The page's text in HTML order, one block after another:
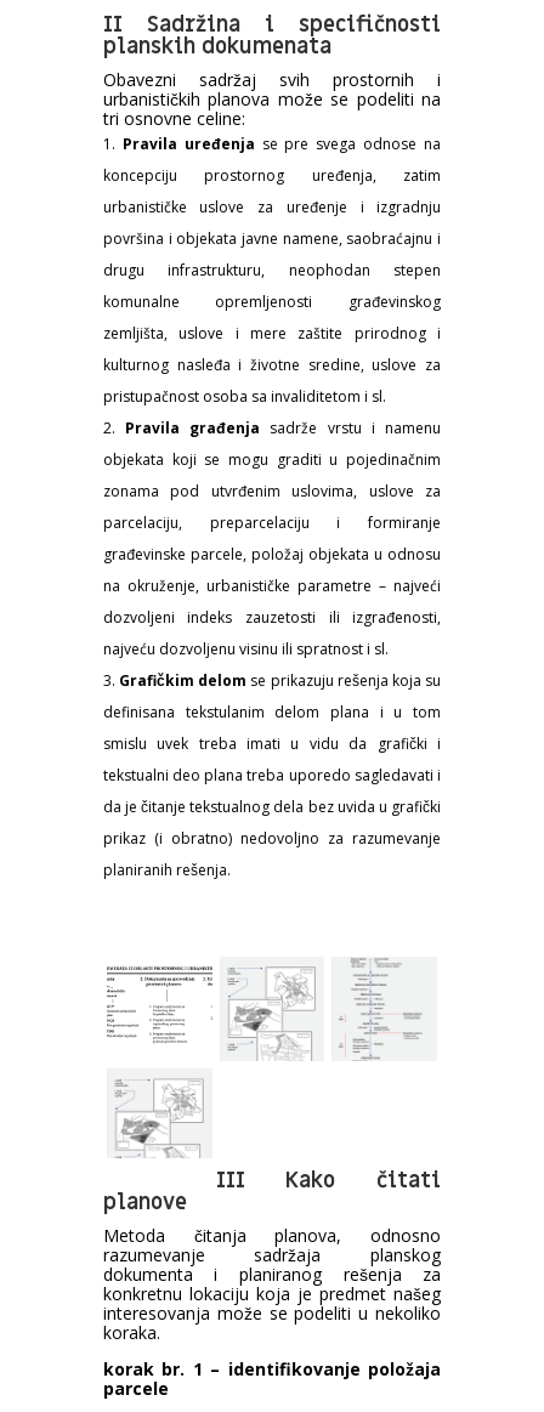
II Sadržina i specifičnosti
planskih dokumenata
Obavezni sadržaj svih prostornih i
urbanističkih planova može se podeliti na
tri osnovne celine:
Pravila uređenja se pre svega odnose na
koncepciju prostornog uređenja, zatim
urbanističke uslove za uređenje i izgradnju
površina i objekata javne namene, saobraćajnu i
drugu infrastrukturu, neophodan stepen
komunalne opremljenosti građevinskog
zemljišta, uslove i mere zaštite prirodnog i
kulturnog nasleđa i životne sredine, uslove za
pristupačnost osoba sa invaliditetom i sl.
Pravila građenja sadrže vrstu i namenu
objekata koji se mogu graditi u pojedinačnim
zonama pod utvrđenim uslovima, uslove za
parcelaciju, preparcelaciju i formiranje
građevinske parcele, položaj objekata u odnosu
na okruženje, urbanističke parametre – najveći
dozvoljeni indeks zauzetosti ili izgrađenosti,
najveću dozvoljenu visinu ili spratnost i sl.
Grafičkim delom se prikazuju rešenja koja su
definisana tekstulanim delom plana i u tom
smislu uvek treba imati u vidu da grafički i
tekstualni deo plana treba uporedo sagledavati i
da je čitanje tekstualnog dela bez uvida u grafički
prikaz (i obratno) nedovoljno za razumevanje
planiranih rešenja.
III Kako čitati
planove
Metoda čitanja planova, odnosno
razumevanje sadržaja planskog
dokumenta i planiranog rešenja za
konkretnu lokaciju koja je predmet našeg
interesovanja može se podeliti u nekoliko
koraka.
korak br. 1 – identifikovanje položaja
parcele